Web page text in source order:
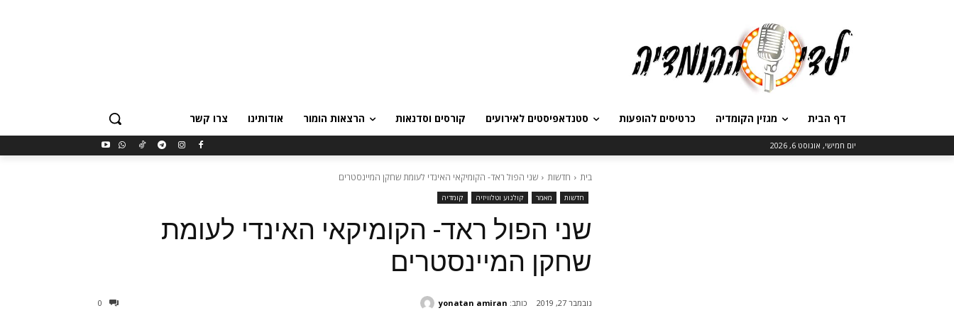
דף הבית מגזין הקומדיה כרטיסים להופעות סטנדאפיסטים לאירועים קורסים וסדנאות הרצאות הומור אודותינו צרו קשר
יום חמישי, אוגוסט 6, 2026
בית חדשות שני הפול ראד- הקומיקאי האינדי לעומת שחקן המיינסטרים
חדשות מאמר קולנוע וטלוויזיה קומדיה
שני הפול ראד- הקומיקאי האינדי לעומת
שחקן המיינסטרים
0 נובמבר 27, 2019 כותב: yonatan amiran